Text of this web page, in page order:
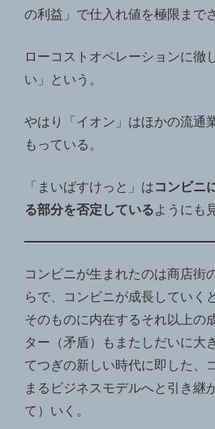
の利益」で仕入れ値を極限まで
ローコストオペレーションに徹
い」という。
やはり「イオン」はほかの流通
もっている。
「まいばすけっと」はコンビニ
る部分を否定しているようにも
コンビニが生まれたのは商店街
らで、コンビニが成長していく
そのものに内在するそれ以上の
ター（矛盾）もまたしだいに大
てつぎの新しい時代に即した、
まるビジネスモデルへと引き継
て）いく。